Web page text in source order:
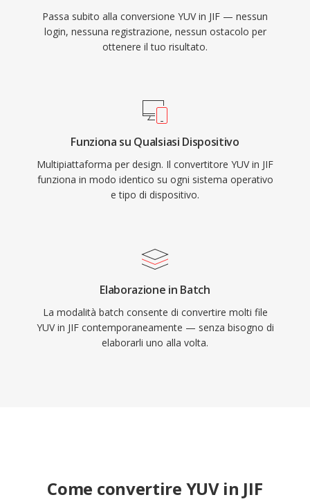
Passa subito alla conversione YUV in JIF — nessun
login, nessuna registrazione, nessun ostacolo per
ottenere il tuo risultato.
Funziona su Qualsiasi Dispositivo
Multipiattaforma per design. Il convertitore YUV in JIF
funziona in modo identico su ogni sistema operativo
e tipo di dispositivo.
Elaborazione in Batch
La modalità batch consente di convertire molti file
YUV in JIF contemporaneamente — senza bisogno di
elaborarli uno alla volta.
Come convertire YUV in JIF